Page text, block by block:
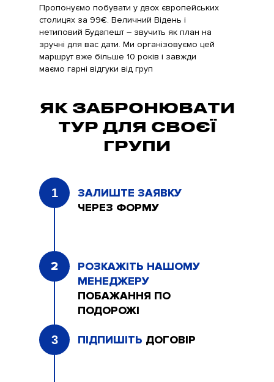
Пропонуємо побувати у двох європейських
столицях за 99€. Величний Відень і
нетиповий Будапешт – звучить як план на
зручні для вас дати. Ми організовуємо цей
маршрут вже більше 10 років і завжди
маємо гарні відгуки від груп
ЯК ЗАБРОНЮВАТИ
ТУР ДЛЯ СВОЄЇ
ГРУПИ
1
ЗАЛИШТЕ ЗАЯВКУ
ЧЕРЕЗ ФОРМУ
2
РОЗКАЖІТЬ НАШОМУ
МЕНЕДЖЕРУ
ПОБАЖАННЯ ПО
ПОДОРОЖІ
3 ПІДПИШІТЬ ДОГОВІР